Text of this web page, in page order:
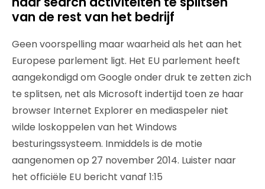
van de rest van het bedrijf
Geen voorspelling maar waarheid als het aan het
Europese parlement ligt. Het EU parlement heeft
aangekondigd om Google onder druk te zetten zich
te splitsen, net als Microsoft indertijd toen ze haar
browser Internet Explorer en mediaspeler niet
wilde loskoppelen van het Windows
besturingssysteem. Inmiddels is de motie
aangenomen op 27 november 2014. Luister naar
het officiële EU bericht vanaf 1:15